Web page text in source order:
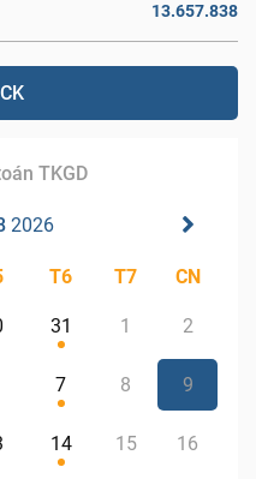
13.657.838
TKGD
2026
T6 T7 CN
31 1 2
7 8 9
14 15 16